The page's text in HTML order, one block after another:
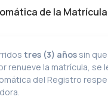
de la Matrícula
tres (3) años sin
renueve la matrícula, se
del Registro